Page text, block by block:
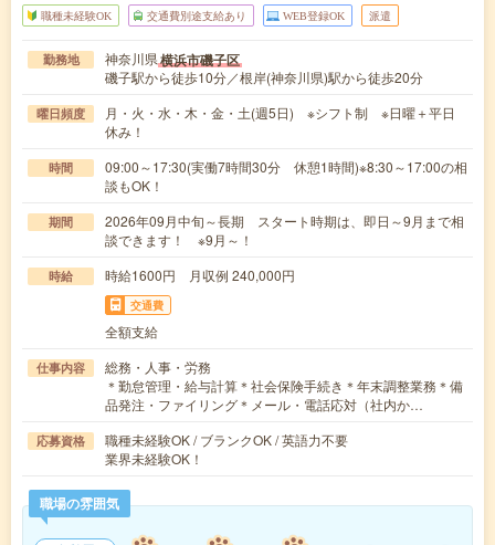
職種未経験OK 交通費別途支給あり WEB登録OK 派遣
勤務地 神奈川県横浜市磯子区
磯子駅から徒歩10分／根岸(神奈川県)駅から徒歩20分
曜日頻度
月・火・水・木・金・土(週5日) ※シフト制 ※日曜＋平日
休み！
時間
09:00～17:30(実働7時間30分 休憩1時間)※8:30～17:00の相
談もOK！
期間
2026年09月中旬～長期 スタート時期は、即日～9月まで相
談できます！ ※9月～！
時給 時給1600円 月収例 240,000円
交通費
全額支給
仕事内容
総務・人事・労務
＊勤怠管理・給与計算＊社会保険手続き＊年末調整業務＊備
品発注・ファイリング＊メール・電話応対（社内か…
応募資格
職種未経験OK / ブランクOK / 英語力不要
業界未経験OK！
職場の雰囲気